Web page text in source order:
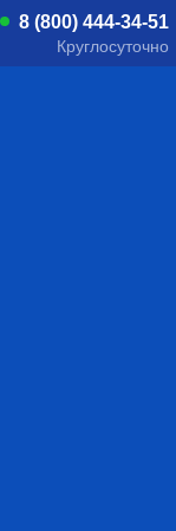
8 (800) 444-34-51
Круглосуточно